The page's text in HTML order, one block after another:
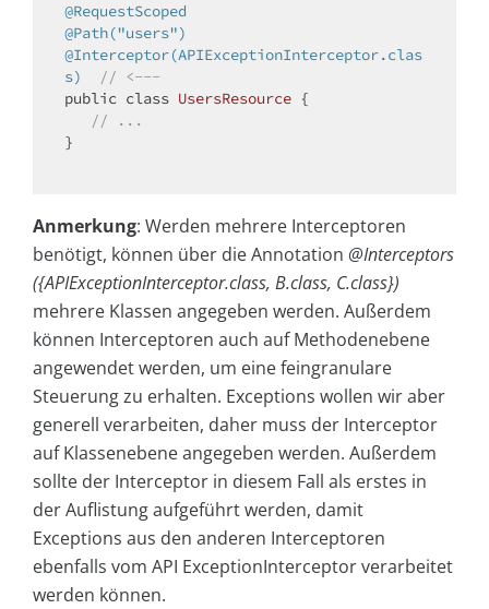
@RequestScoped
@Path("users")
@Interceptor(APIExceptionInterceptor.clas
s)
// <---
public class UsersResource {
// ...
}
Anmerkung: Werden mehrere Interceptoren
benötigt, können über die Annotation @Interceptors
({APIExceptionInterceptor.class, B.class, C.class})
mehrere Klassen angegeben werden. Außerdem
können Interceptoren auch auf Methodenebene
angewendet werden, um eine feingranulare
Steuerung zu erhalten. Exceptions wollen wir aber
generell verarbeiten, daher muss der Interceptor
auf Klassenebene angegeben werden. Außerdem
sollte der Interceptor in diesem Fall als erstes in
der Auflistung aufgeführt werden, damit
Exceptions aus den anderen Interceptoren
ebenfalls vom API ExceptionInterceptor verarbeitet
werden können.